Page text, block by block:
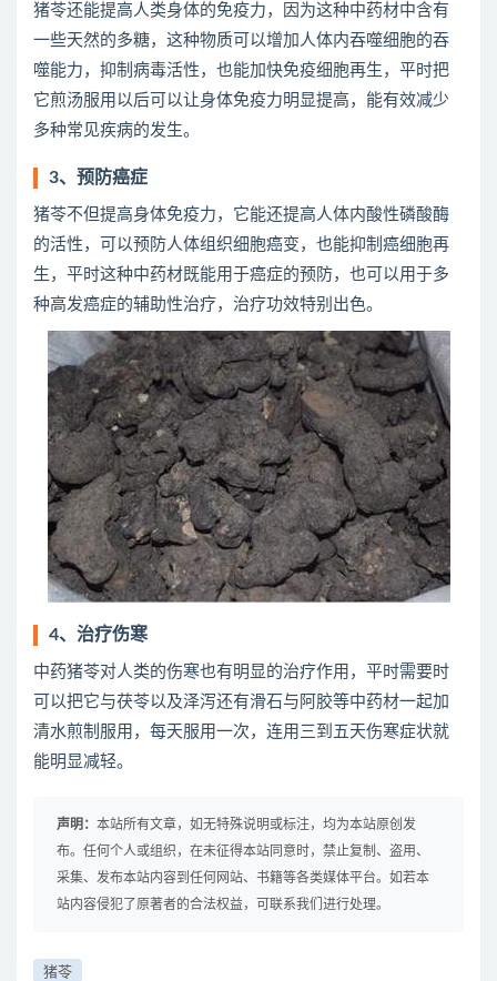
猪苓还能提高人类身体的免疫力，因为这种中药材中含有
一些天然的多糖，这种物质可以增加人体内吞噬细胞的吞
噬能力，抑制病毒活性，也能加快免疫细胞再生，平时把
它煎汤服用以后可以让身体免疫力明显提高，能有效减少
多种常见疾病的发生。
3、预防癌症
猪苓不但提高身体免疫力，它能还提高人体内酸性磷酸酶
的活性，可以预防人体组织细胞癌变，也能抑制癌细胞再
生，平时这种中药材既能用于癌症的预防，也可以用于多
种高发癌症的辅助性治疗，治疗功效特别出色。
4、治疗伤寒
中药猪苓对人类的伤寒也有明显的治疗作用，平时需要时
可以把它与茯苓以及泽泻还有滑石与阿胶等中药材一起加
清水煎制服用，每天服用一次，连用三到五天伤寒症状就
能明显减轻。
声明： 本站所有文章，如无特殊说明或标注，均为本站原创发
布。任何个人或组织，在未征得本站同意时，禁止复制、盗用、
采集、发布本站内容到任何网站、书籍等各类媒体平台。如若本
站内容侵犯了原著者的合法权益，可联系我们进行处理。
猪苓